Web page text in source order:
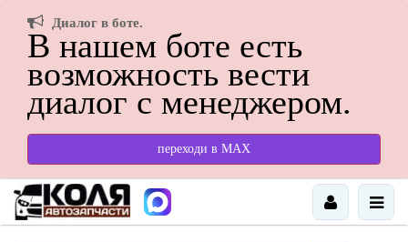
Диалог в боте.
В нашем боте есть
возможность вести
диалог с менеджером.
переходи в МАХ